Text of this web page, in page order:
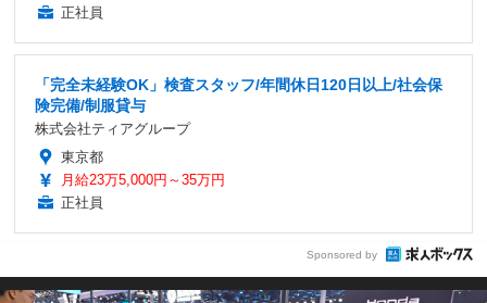
正社員
「完全未経験OK」検査スタッフ/年間休日120日以上/社会保
険完備/制服貸与
株式会社ティアグループ
東京都
月給23万5,000円～35万円
正社員
Sponsored by